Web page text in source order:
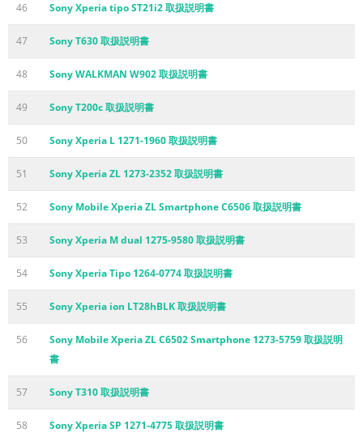
46 Sony Xperia tipo ST21i2 取扱説明書
47 Sony T630 取扱説明書
48 Sony WALKMAN W902 取扱説明書
49 Sony T200c 取扱説明書
50 Sony Xperia L 1271-1960 取扱説明書
51 Sony Xperia ZL 1273-2352 取扱説明書
52 Sony Mobile Xperia ZL Smartphone C6506 取扱説明書
53 Sony Xperia M dual 1275-9580 取扱説明書
54 Sony Xperia Tipo 1264-0774 取扱説明書
55 Sony Xperia ion LT28hBLK 取扱説明書
56
Sony Mobile Xperia ZL C6502 Smartphone 1273-5759 取扱説明
書
57 Sony T310 取扱説明書
58 Sony Xperia SP 1271-4775 取扱説明書